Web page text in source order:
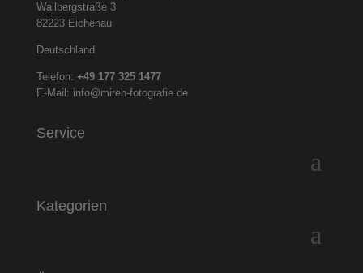
Wallbergstraße 3
82223 Eichenau
Deutschland
Telefon: +49 177 325 1477
E-Mail: info@mireh-fotografie.de
Service
Kategorien